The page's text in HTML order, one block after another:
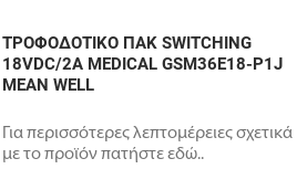
ΤΡΟΦΟΔΟΤΙΚΟ ΠΑΚ SWITCHING
18VDC/2A MEDICAL GSM36E18-P1J
MEAN WELL
Για περισσότερες λεπτομέρειες σχετικά
με το προϊόν πατήστε εδώ..